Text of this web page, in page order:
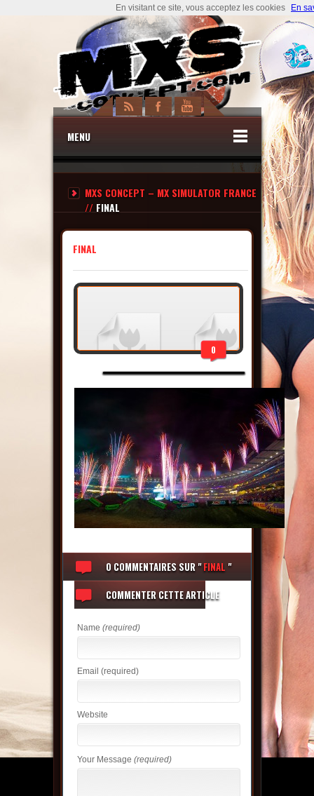
MENU
MXS CONCEPT – MX SIMULATOR FRANCE
// FINAL
FINAL
0
0 COMMENTAIRESSUR "FINAL "
COMMENTER CETTE ARTICLE
Name (required)
Email (required)
Website
Your Message (required)
En visitant ce site, vous acceptez les cookies En